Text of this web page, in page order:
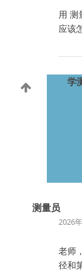
用 测
应该
学
测量员
2026
老师
径和